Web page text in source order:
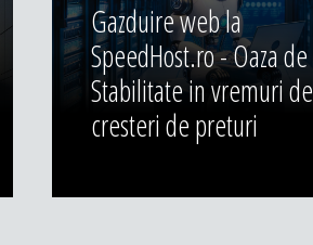
Gazduire web la
SpeedHost.ro - Oaza de
Stabilitate in vremuri de
cresteri de preturi